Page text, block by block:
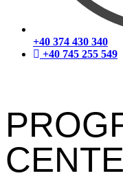
+40 374 430 340
+40 745 255 549